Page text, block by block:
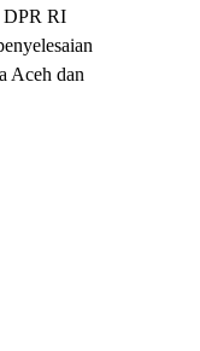
DPR RI
Aceh dan